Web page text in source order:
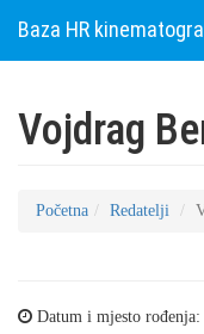
Baza HR
Vojdrag
Početna Redatelji
Datum i mjesto